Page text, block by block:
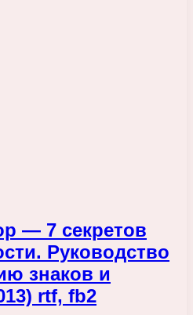
— 7 секретов
Руководство
знаков и
rtf, fb2